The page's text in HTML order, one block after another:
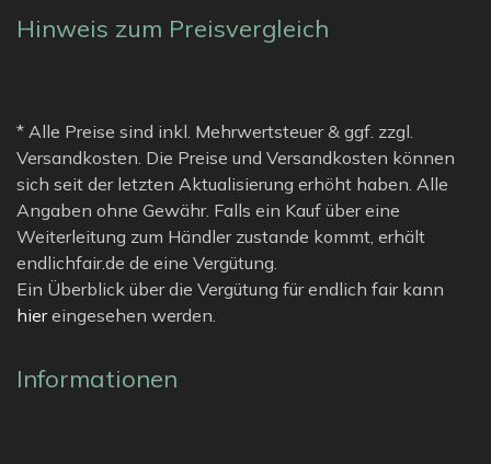
Hinweis zum Preisvergleich
* Alle Preise sind inkl. Mehrwertsteuer & ggf. zzgl.
Versandkosten. Die Preise und Versandkosten können
sich seit der letzten Aktualisierung erhöht haben. Alle
Angaben ohne Gewähr. Falls ein Kauf über eine
Weiterleitung zum Händler zustande kommt, erhält
endlichfair.de de eine Vergütung.
Ein Überblick über die Vergütung für endlich fair kann
hiereingesehen werden.
Informationen